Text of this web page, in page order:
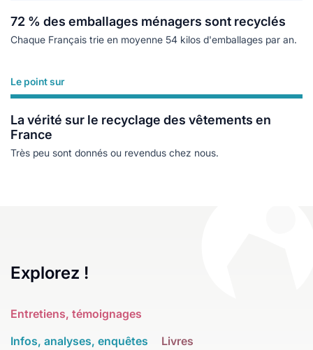
72 % des emballages ménagers sont recyclés
Chaque Français trie en moyenne 54 kilos d'emballages par an.
Le point sur
La vérité sur le recyclage des vêtements en
France
Très peu sont donnés ou revendus chez nous.
Lire plus
Explorez !
Entretiens, témoignages
Infos, analyses, enquêtes
Livres